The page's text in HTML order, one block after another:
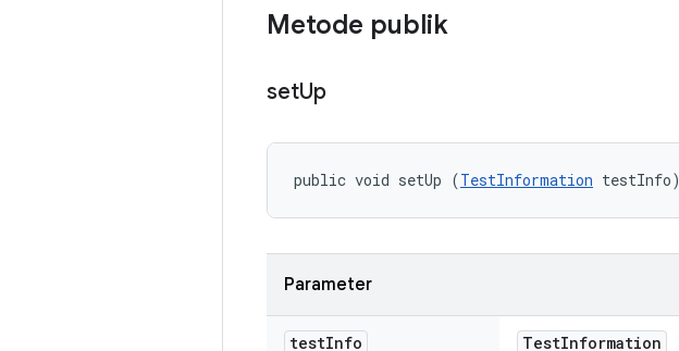
Metode publik
setUp
public void setUp (TestInformation testInfo)
Parameter
testInfo TestInformation